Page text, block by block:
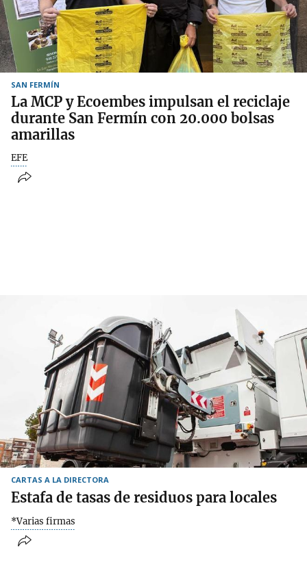
SAN FERMÍN
La MCP y Ecoembes impulsan el reciclaje
durante San Fermín con 20.000 bolsas
amarillas
EFE
CARTAS A LA DIRECTORA
Estafa de tasas de residuos para locales
*Varias firmas